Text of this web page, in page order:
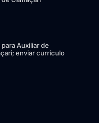
Auxiliar de
enviar currículo